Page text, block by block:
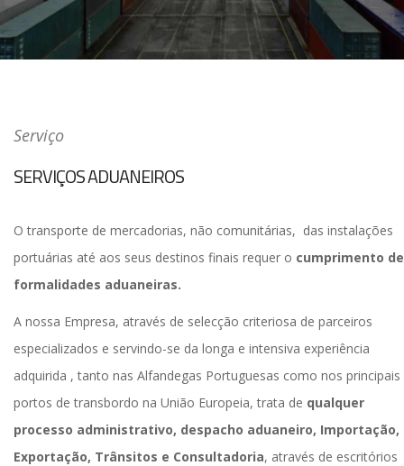
Serviço
SERVIÇOS ADUANEIROS
O transporte de mercadorias, não comunitárias, das instalações
portuárias até aos seus destinos finais requer o cumprimento de
formalidades aduaneiras.
A nossa Empresa, através de selecção criteriosa de parceiros
especializados e servindo-se da longa e intensiva experiência
adquirida , tanto nas Alfandegas Portuguesas como nos principais
portos de transbordo na União Europeia, trata de qualquer
processo administrativo, despacho aduaneiro, Importação,
Exportação, Trânsitos e Consultadoria, através de escritórios